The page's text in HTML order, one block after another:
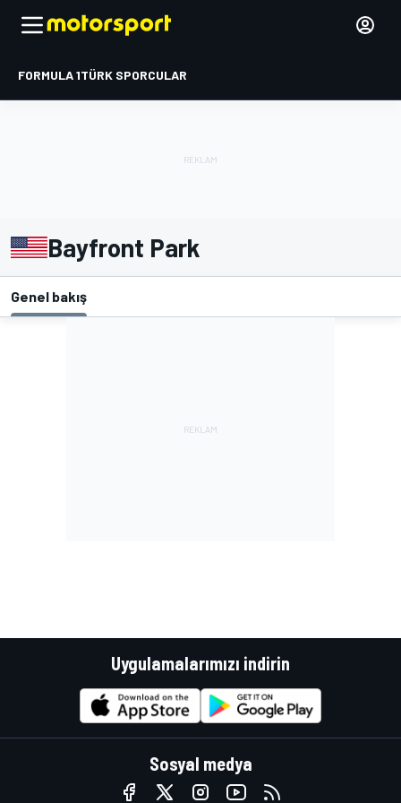
FORMULA 1TÜRK SPORCULAR
Bayfront Park
Genel bakış
Uygulamalarımızı indirin
Sosyal medya